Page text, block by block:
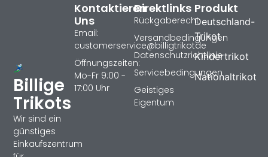
Billige
Trikots
Wir sind ein
günstiges
Einkaufszentrum
Produkt
Deutschland-
Trikot
Kindertrikot
Nationaltrikot
Direktlinks
Rückgaberecht
Versandbedingungen
Datenschutzrichtlinie
Servicebedingungen
Geistiges
Eigentum
Kontaktieren
Uns
Email:
customerservice@billigtrikotde
Öffnungszeiten:
Mo-Fr 9:00 -
17:00 Uhr